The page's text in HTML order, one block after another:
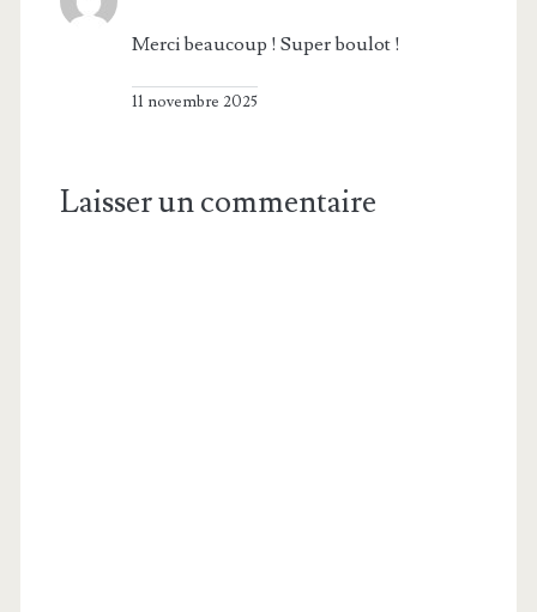
Merci beaucoup ! Super boulot !
11 novembre 2025
Laisser un commentaire